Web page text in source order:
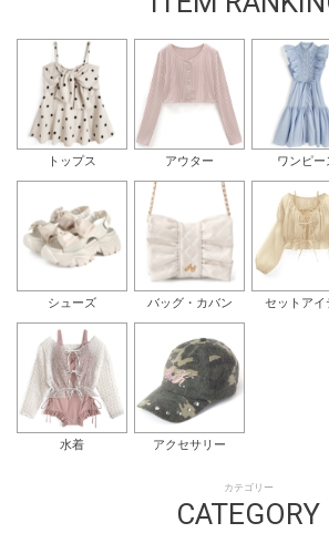
トップス アウター ワンピー
シューズ バッグ・カバン セットアイ
水着 アクセサリー
カテゴリー
CATEGORY